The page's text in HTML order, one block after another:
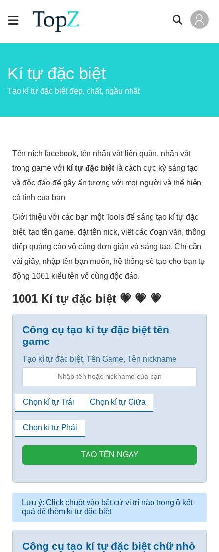
Kí tự đặc biệt
Tạo kí tự đặc biệt đẹp, chất, ngầu nhất
Tên ních facebook, tên nhân vật liên quân, nhân vật
trong game với kí tự đặc biệt là cách cực kỳ sáng tạo
và độc đáo để gây ấn tượng với mọi người và thể hiện
cá tính của bạn.
Giới thiệu với các bạn một Tools để sáng tạo kí tự đặc
biệt, tạo tên game, đặt tên nick, viết các đoạn văn, thông
điệp quảng cáo vô cùng đơn giản và sáng tạo. Chỉ cần
vài giây, nhập tên bạn muốn, hệ thống sẽ tạo cho bạn tự
động 1001 kiểu tên vô cùng độc đáo.
1001 Kí tự đặc biệt 💗 💗 💗
Công cụ tạo kí tự đặc biệt tên
game
Tạo kí tự đặc biệt, Tên Game, Tên nickname
Chọn kí tự Trái Chọn kí tự Giữa
Chọn kí tự Phải
TẠO TÊN NGAY
Lưu ý: Click chuột vào bất cứ vị trí nào trong ô kết
quả để thêm kí tự đặc biệt
Công cụ tạo kí tự đặc biệt chữ nhỏ